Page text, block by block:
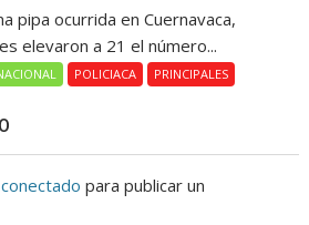
pipa ocurrida en Cuernavaca,
elevaron a 21 el número...
POLICIACA PRINCIPALES
conectado para publicar un